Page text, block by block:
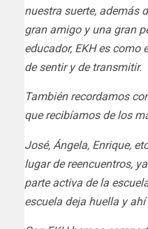
nuestra suerte, además
gran amigo y una gran
educador, EKH es como
de sentir y de transmitir.
También recordamos
que recibíamos de los
José, Ángela, Enrique,
lugar de reencuentros,
parte activa de la
escuela deja huella y